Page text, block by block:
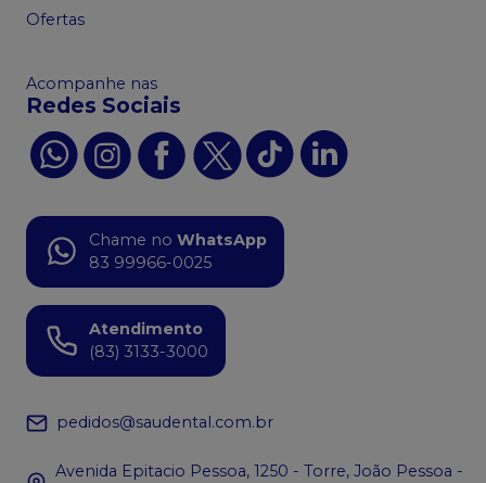
Ofertas
Acompanhe nas
Redes Sociais
Chame no WhatsApp
83 99966-0025
Atendimento
(83) 3133-3000
pedidos@saudental.com.br
Avenida Epitacio Pessoa, 1250 - Torre, João Pessoa -